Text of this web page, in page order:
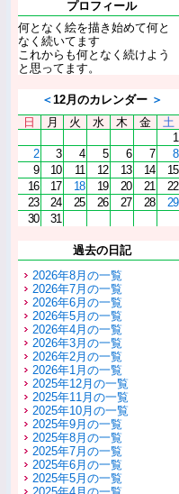
プロフィール
何となく絵を描き始めて何と
なく続いてます
これからも何となく続けよう
と思ってます。
＜12月のカレンダー ＞
日
月 火 水 木 金
土
1
2
3 4 5 6 7
8
9
10 11 12 13 14
15
16
17 18 19 20 21
22
23
24 25 26 27 28
29
30
31
過去の日記
2026年8月の一覧
2026年7月の一覧
2026年6月の一覧
2026年5月の一覧
2026年4月の一覧
2026年3月の一覧
2026年2月の一覧
2026年1月の一覧
2025年12月の一覧
2025年11月の一覧
2025年10月の一覧
2025年9月の一覧
2025年8月の一覧
2025年7月の一覧
2025年6月の一覧
2025年5月の一覧